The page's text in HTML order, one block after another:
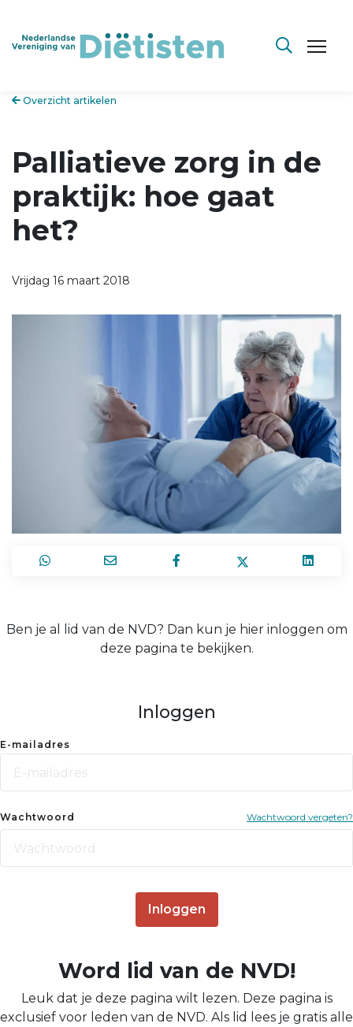
Overzicht artikelen
Palliatieve zorg in de
praktijk: hoe gaat
het?
Vrijdag 16 maart 2018
Ben je al lid van de NVD? Dan kun je hier inloggen om
deze pagina te bekijken.
Inloggen
E-mailadres
Wachtwoord Wachtwoord vergeten?
Inloggen
Word lid van de NVD!
Leuk dat je deze pagina wilt lezen. Deze pagina is
exclusief voor leden van de NVD. Als lid lees je gratis alle